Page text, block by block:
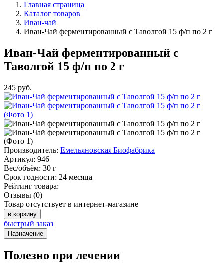
Главная страница
Каталог товаров
Иван-чай
Иван-Чай ферментированный с Таволгой 15 ф/п по 2 г
Иван-Чай ферментированный с
Таволгой 15 ф/п по 2 г
245 руб.
Производитель: Емельяновская Биофабрика
Артикул: 946
Вес/объём: 30 г
Срок годности: 24 месяца
Рейтинг товара:
Отзывы (0)
Товар отсутствует в интернет-магазине
в корзину
быстрый заказ
Назначение
Полезно при лечении